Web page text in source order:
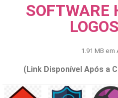
SOFTWARE
1.91 MB em
(Link Disponível Após a